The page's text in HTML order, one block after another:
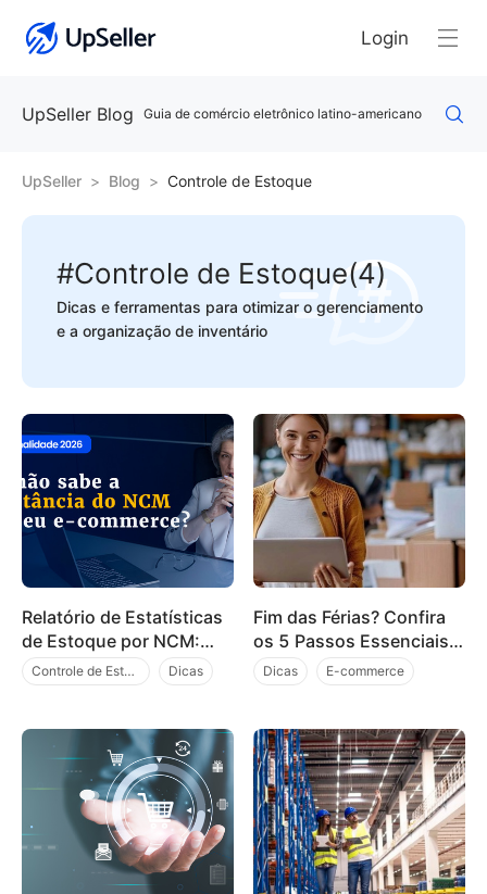
Login
UpSeller Blog Guia de comércio eletrônico latino-americano
UpSeller Blog Controle de Estoque
#Controle de Estoque(4)
Dicas e ferramentas para otimizar o gerenciamento
e a organização de inventário
Relatório de Estatísticas
de Estoque por NCM:
automatize a conciliação
fiscal e reduza riscos
Controle de Estoque Dicas
Fim das Férias? Confira
os 5 Passos Essenciais
para Retomar Suas
Vendas Online
Dicas E-commerce